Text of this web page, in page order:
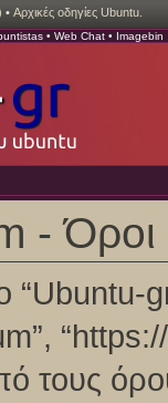
• Αρχικές οδηγίες Ubuntu.
• Web Chat • Imagebin
-
gr
τους